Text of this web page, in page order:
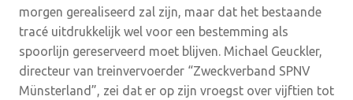
morgen gerealiseerd zal zijn, maar dat het bestaande
tracé uitdrukkelijk wel voor een bestemming als
spoorlijn gereserveerd moet blijven. Michael Geuckler,
directeur van treinvervoerder “Zweckverband SPNV
Münsterland”, zei dat er op zijn vroegst over vijftien tot